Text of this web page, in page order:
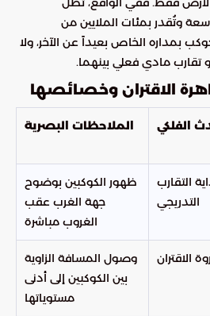
وتُقدر بمئات الملايين من
بمداره الخاص بعيداً عن الآخر، ولا
تقارب مادي فعلي بينهما.
الاقتران وخصائصها
الفلكي الملاحظات البصرية
التقارب
التدريجي
ظهور الكوكبين بوضوح
جهة الغرب عقب
الغروب مباشرة
الاقتران
وصول المسافة الزاوية
بين الكوكبين إلى أدنى
مستوياتها